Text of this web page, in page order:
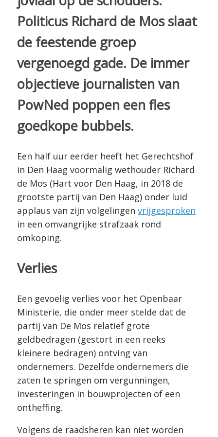
Politicus Richard de Mos slaat
de feestende groep
vergenoegd gade. De immer
objectieve journalisten van
PowNed poppen een fles
goedkope bubbels.
Een half uur eerder heeft het Gerechtshof
in Den Haag voormalig wethouder Richard
de Mos (Hart voor Den Haag, in 2018 de
grootste partij van Den Haag) onder luid
applaus van zijn volgelingen vrijgesproken
in een omvangrijke strafzaak rond
omkoping.
Verlies
Een gevoelig verlies voor het Openbaar
Ministerie, die onder meer stelde dat de
partij van De Mos relatief grote
geldbedragen (gestort in een reeks
kleinere bedragen) ontving van
ondernemers. Dezelfde ondernemers die
zaten te springen om vergunningen,
investeringen in bouwprojecten of een
ontheffing.
Volgens de raadsheren kan niet worden